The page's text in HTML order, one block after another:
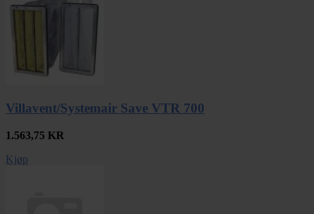
Villavent/Systemair Save VTR 700
1.563,75 KR
Kjøp